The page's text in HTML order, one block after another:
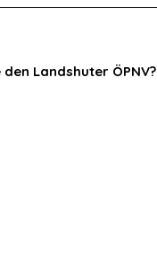
Landshuter ÖPNV?